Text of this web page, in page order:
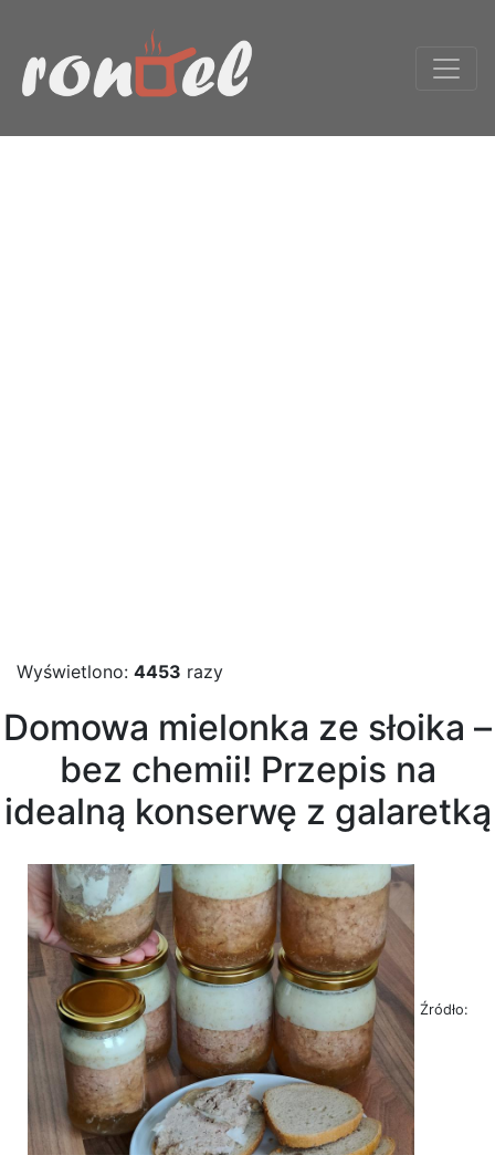
Wyświetlono: 4453 razy
Domowa mielonka ze słoika –
bez chemii! Przepis na
idealną konserwę z galaretką
Źródło: